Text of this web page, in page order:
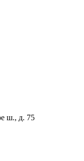
ш., д. 75